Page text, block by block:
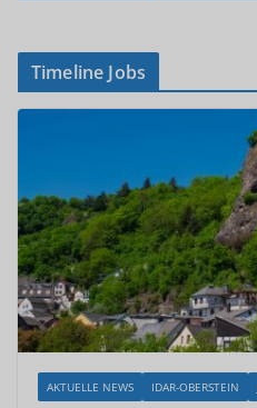
Timeline Jobs
AKTUELLE NEWS IDAR-OBERSTEIN